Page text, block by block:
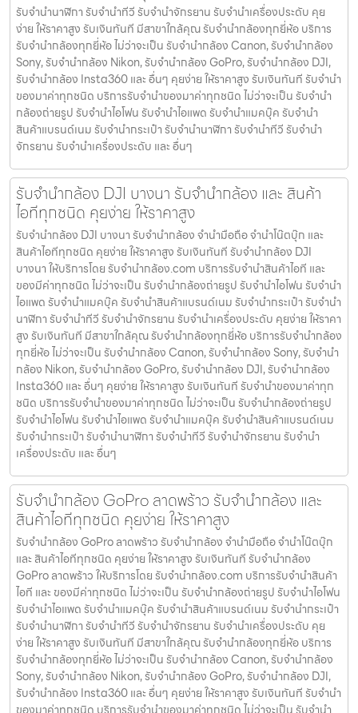
รับจํานํานาฬิกา รับจํานําทีวี รับจํานําจักรยาน รับจํานําเครื่องประดับ คุย
ง่าย ให้ราคาสูง รับเงินทันที มีสาขาใกล้คุณ รับจำนำกล้องทุกยี่ห้อ บริการ
รับจำนำกล้องทุกยี่ห้อ ไม่ว่าจะเป็น รับจำนำกล้อง Canon, รับจำนำกล้อง
Sony, รับจำนำกล้อง Nikon, รับจำนำกล้อง GoPro, รับจำนำกล้อง DJI,
รับจำนำกล้อง Insta360 และ อื่นๆ คุยง่าย ให้ราคาสูง รับเงินทันที รับจำนำ
ของมาค่าทุกชนิด บริการรับจำนำของมาค่าทุกชนิด ไม่ว่าจะเป็น รับจํานํา
กล้องถ่ายรูป รับจํานําไอโฟน รับจํานําไอแพด รับจํานําแมคบุ๊ค รับจํานํา
สินค้าแบรนด์เนม รับจํานํากระเป๋า รับจํานํานาฬิกา รับจํานําทีวี รับจํานํา
จักรยาน รับจํานําเครื่องประดับ และ อื่นๆ
รับจำนำกล้อง DJI บางนา รับจํานํากล้อง และ สินค้า
ไอทีทุกชนิด คุยง่าย ให้ราคาสูง
รับจำนำกล้อง DJI บางนา รับจํานํากล้อง จำนำมือถือ จำนำโน๊ตบุ๊ก และ
สินค้าไอทีทุกชนิด คุยง่าย ให้ราคาสูง รับเงินทันที รับจำนำกล้อง DJI
บางนา ให้บริการโดย รับจํานํากล้อง.com บริการรับจํานําสินค้าไอที และ
ของมีค่าทุกชนิด ไม่ว่าจะเป็น รับจํานํากล้องถ่ายรูป รับจํานําไอโฟน รับจํานํา
ไอแพด รับจํานําแมคบุ๊ค รับจํานําสินค้าแบรนด์เนม รับจํานํากระเป๋า รับจํานํา
นาฬิกา รับจํานําทีวี รับจํานําจักรยาน รับจํานําเครื่องประดับ คุยง่าย ให้ราคา
สูง รับเงินทันที มีสาขาใกล้คุณ รับจำนำกล้องทุกยี่ห้อ บริการรับจำนำกล้อง
ทุกยี่ห้อ ไม่ว่าจะเป็น รับจำนำกล้อง Canon, รับจำนำกล้อง Sony, รับจำนำ
กล้อง Nikon, รับจำนำกล้อง GoPro, รับจำนำกล้อง DJI, รับจำนำกล้อง
Insta360 และ อื่นๆ คุยง่าย ให้ราคาสูง รับเงินทันที รับจำนำของมาค่าทุก
ชนิด บริการรับจำนำของมาค่าทุกชนิด ไม่ว่าจะเป็น รับจํานํากล้องถ่ายรูป
รับจํานําไอโฟน รับจํานําไอแพด รับจํานําแมคบุ๊ค รับจํานําสินค้าแบรนด์เนม
รับจํานํากระเป๋า รับจํานํานาฬิกา รับจํานําทีวี รับจํานําจักรยาน รับจํานํา
เครื่องประดับ และ อื่นๆ
รับจำนำกล้อง GoPro ลาดพร้าว รับจํานํากล้อง และ
สินค้าไอทีทุกชนิด คุยง่าย ให้ราคาสูง
รับจำนำกล้อง GoPro ลาดพร้าว รับจํานํากล้อง จำนำมือถือ จำนำโน๊ตบุ๊ก
และ สินค้าไอทีทุกชนิด คุยง่าย ให้ราคาสูง รับเงินทันที รับจำนำกล้อง
GoPro ลาดพร้าว ให้บริการโดย รับจํานํากล้อง.com บริการรับจํานําสินค้า
ไอที และ ของมีค่าทุกชนิด ไม่ว่าจะเป็น รับจํานํากล้องถ่ายรูป รับจํานําไอโฟน
รับจํานําไอแพด รับจํานําแมคบุ๊ค รับจํานําสินค้าแบรนด์เนม รับจํานํากระเป๋า
รับจํานํานาฬิกา รับจํานําทีวี รับจํานําจักรยาน รับจํานําเครื่องประดับ คุย
ง่าย ให้ราคาสูง รับเงินทันที มีสาขาใกล้คุณ รับจำนำกล้องทุกยี่ห้อ บริการ
รับจำนำกล้องทุกยี่ห้อ ไม่ว่าจะเป็น รับจำนำกล้อง Canon, รับจำนำกล้อง
Sony, รับจำนำกล้อง Nikon, รับจำนำกล้อง GoPro, รับจำนำกล้อง DJI,
รับจำนำกล้อง Insta360 และ อื่นๆ คุยง่าย ให้ราคาสูง รับเงินทันที รับจำนำ